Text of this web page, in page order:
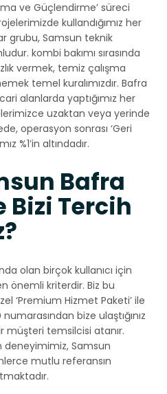
ve Güçlendirme’ süreci
kullandığımız her
grubu, Samsun teknik
kombi bakımı sırasında
vermek, temiz çalışma
temel kuralımızdır. Bafra
alanlarda yaptığımız her
uzaktan veya yerinde
operasyon sonrası ‘Geri
%1’in altındadır.
Bafra
Bizi Tercih
olan birçok kullanıcı için
önemli kriterdir. Biz bu
‘Premium Hizmet Paketi’ ile
numarasından bize ulaştığınız
müşteri temsilcisi atanır.
deneyimimiz, Samsun
mutlu referansın